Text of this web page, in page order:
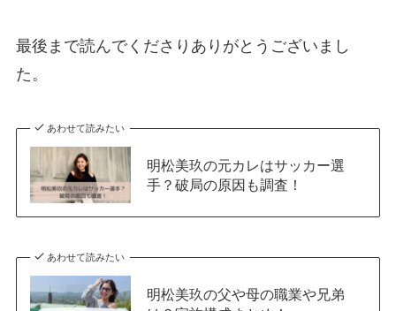
最後まで読んでくださりありがとうございまし
た。
あわせて読みたい
明松美玖の元カレはサッカー選
手？破局の原因も調査！
あわせて読みたい
明松美玖の父や母の職業や兄弟